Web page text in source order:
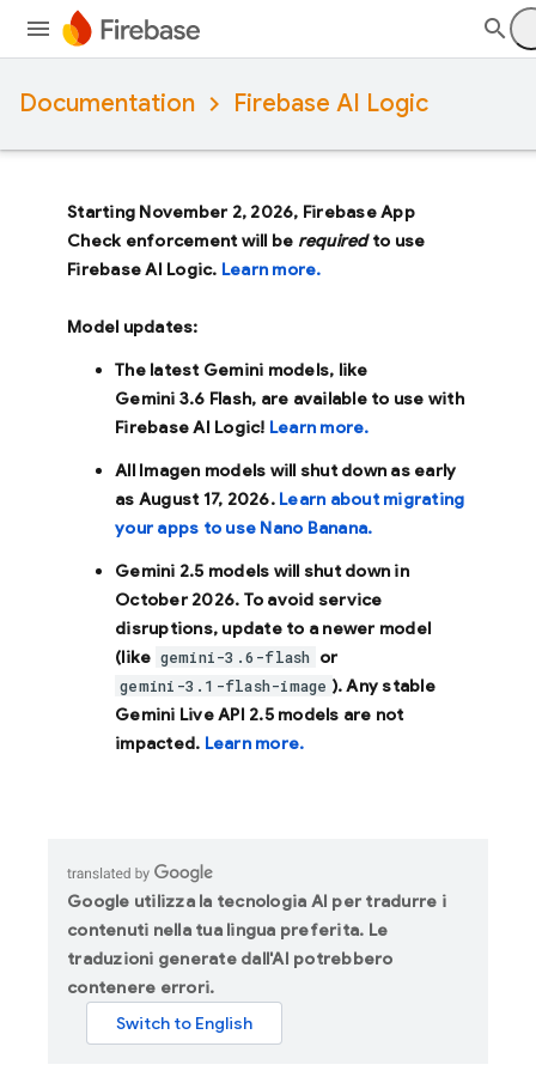
Documentation Firebase AI Logic
Starting November 2, 2026, Firebase App
Check enforcement will be requiredto use
Firebase AI Logic. Learn more.
Model updates:
The latest Gemini models, like
Gemini 3.6 Flash, are available to use with
Firebase AI Logic! Learn more.
All Imagen models will shut down as early
as August 17, 2026. Learn about migrating
your apps to use Nano Banana.
Gemini 2.5 models will shut down in
October 2026. To avoid service
disruptions, update to a newer model
(like gemini-3.6-flash or
gemini-3.1-flash-image ). Any stable
Gemini Live API 2.5 models are not
impacted. Learn more.
Google utilizza la tecnologia AI per tradurre i
contenuti nella tua lingua preferita. Le
traduzioni generate dall'AI potrebbero
contenere errori.